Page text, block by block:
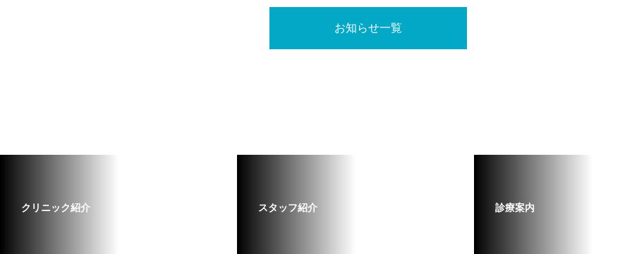
お知らせ一覧
クリニック紹介 スタッフ紹介 診療案内